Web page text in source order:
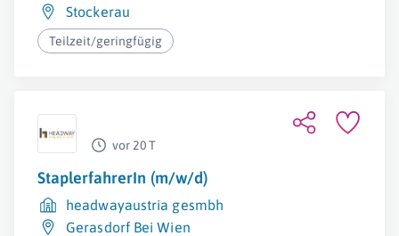
Stockerau
Teilzeit/geringfügig
vor 20 T
StaplerfahrerIn (m/w/d)
headwayaustria gesmbh
Gerasdorf Bei Wien